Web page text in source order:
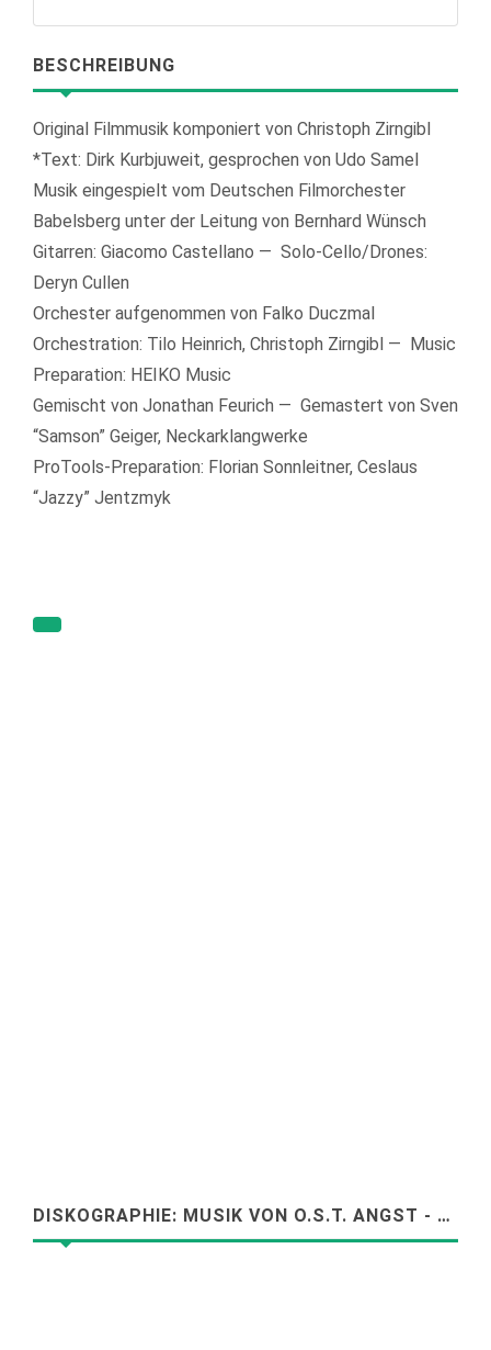
BESCHREIBUNG
Original Filmmusik komponiert von Christoph Zirngibl
*Text: Dirk Kurbjuweit, gesprochen von Udo Samel
Musik eingespielt vom Deutschen Filmorchester
Babelsberg unter der Leitung von Bernhard Wünsch
Gitarren: Giacomo Castellano — Solo-Cello/Drones:
Deryn Cullen
Orchester aufgenommen von Falko Duczmal
Orchestration: Tilo Heinrich, Christoph Zirngibl — Music
Preparation: HEIKO Music
Gemischt von Jonathan Feurich — Gemastert von Sven
“Samson” Geiger, Neckarklangwerke
ProTools-Preparation: Florian Sonnleitner, Ceslaus
“Jazzy” Jentzmyk
DISKOGRAPHIE: MUSIK VON O.S.T. ANGST - DER FEIND IN MEINEM..,